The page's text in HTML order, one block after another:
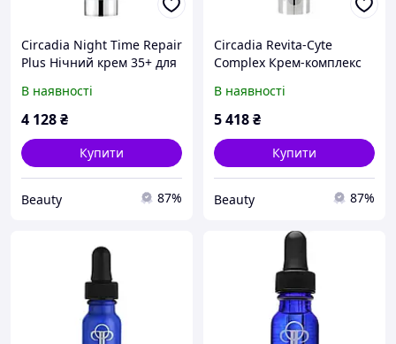
Circadia Night Time Repair
Plus Нічний крем 35+ для
обличчя 59 ml
В наявності
4 128₴
Купити
Beauty 87%
Circadia Revita-Cyte
Complex Крем-комплекс
обличчя 59 мл
В наявності
5 418₴
Купити
Beauty 87%